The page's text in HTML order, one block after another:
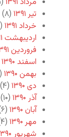
تیر ۱۳۹۱
(۸)
خرداد ۱۳۹۱
(۴)
اردیبهشت ۱۳۹۱
فروردین ۱۳۹۱
اسفند ۱۳۹۰
بهمن ۱۳۹۰
(۲)
دی ۱۳۹۰
(۴)
آذر ۱۳۹۰
(۱۰)
آبان ۱۳۹۰
(۶)
مهر ۱۳۹۰
(۴)
شهریور ۱۳۹۰